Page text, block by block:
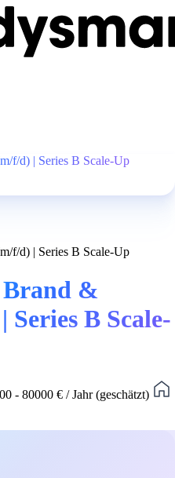
f/d) | Series B Scale-Up
f/d) | Series B Scale-Up
&
B Scale-
- 80000 € / Jahr (geschätzt)